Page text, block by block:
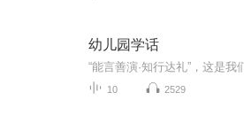
幼儿园学话
10 2529